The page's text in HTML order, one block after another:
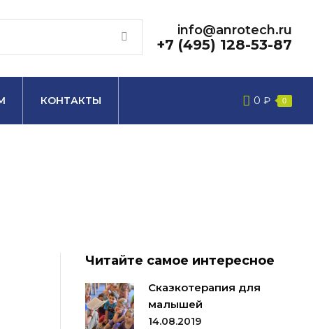
info@anrotech.ru
+7 (495) 128-53-87
КОНТАКТЫ 0 ₽ 0
Читайте самое интересное
Сказкотерапия для
малышей
14.08.2019